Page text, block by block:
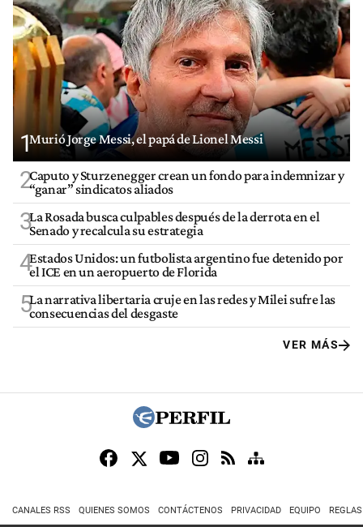
1Murió Jorge Messi, el papá de Lionel Messi
2Caputo y Sturzenegger crean un fondo para indemnizar y
“ganar” sindicatos aliados
3La Rosada busca culpables después de la derrota en el
Senado y recalcula su estrategia
4Estados Unidos: un futbolista argentino fue detenido por
el ICE en un aeropuerto de Florida
5La narrativa libertaria cruje en las redes y Milei sufre las
consecuencias del desgaste
VER MÁS
CANALES RSS QUIENES SOMOS CONTÁCTENOS PRIVACIDAD EQUIPO